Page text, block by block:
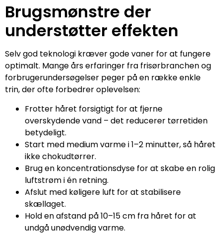
Brugsmønstre der
understøtter effekten
Selv god teknologi kræver gode vaner for at fungere
optimalt. Mange års erfaringer fra frisørbranchen og
forbrugerundersøgelser peger på en række enkle
trin, der ofte forbedrer oplevelsen:
Frotter håret forsigtigt for at fjerne
overskydende vand – det reducerer tørretiden
betydeligt.
Start med medium varme i 1–2 minutter, så håret
ikke chokudtørrer.
Brug en koncentrationsdyse for at skabe en rolig
luftstrøm i én retning.
Afslut med køligere luft for at stabilisere
skællaget.
Hold en afstand på 10–15 cm fra håret for at
undgå unødvendig varme.